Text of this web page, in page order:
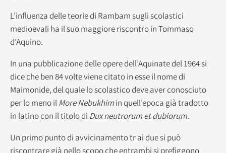
L’influenza delle teorie di Rambam sugli scolastici
medioevali ha il suo maggiore riscontro in Tommaso
d’Aquino.
In una pubblicazione delle opere dell’Aquinate del 1964 si
dice che ben 84 volte viene citato in esse il nome di
Maimonide, del quale lo scolastico deve aver conosciuto
per lo meno ilMore Nebukhimin quell’epoca già tradotto
in latino con il titolo di Dux neutrorum et dubiorum.
Un primo punto di avvicinamento tr ai due si può
riscontrare già nello scopo che entrambi si prefiggono